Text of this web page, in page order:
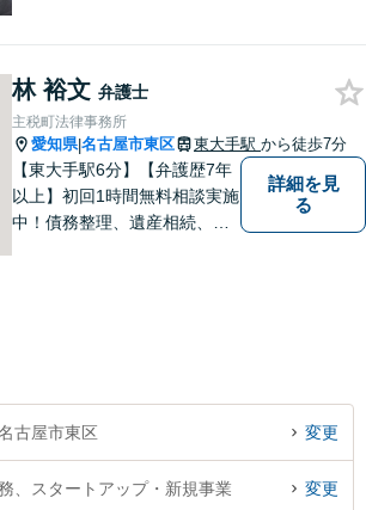
しております。ぜひお気軽に
ご相談ください。https://www.
blsm-lpc.com
林 裕文 弁護士
主税町法律事務所
愛知県|名古屋市東区 東大手駅 から徒歩7分
【東大手駅6分】【弁護歴7年
以上】初回1時間無料相談実施
中！債務整理、遺産相続、離
詳細を見
る
古屋市東区 変更
、スタートアップ・新規事業 変更